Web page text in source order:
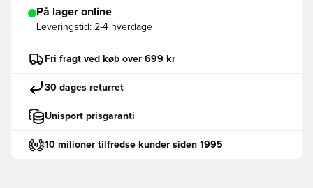
På lager online
Leveringstid: 2-4 hverdage
Fri fragt ved køb over 699 kr
30 dages returret
Unisport prisgaranti
10 milioner tilfredse kunder siden 1995